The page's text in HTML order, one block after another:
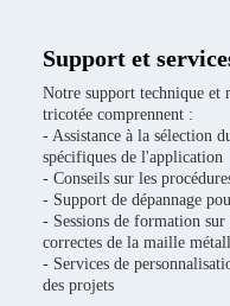
Support et
Notre support technique et
tricotée comprennent :
- Assistance à la sélection
spécifiques de l'application
- Conseils sur les
- Support de dépannage
- Sessions de formation
correctes de la maille
- Services de
des projets